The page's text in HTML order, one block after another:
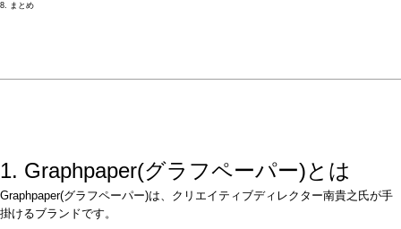
8. まとめ
1. Graphpaper(グラフペーパー)とは
Graphpaper(グラフペーパー)は、クリエイティブディレクター南貴之氏が手
掛けるブランドです。